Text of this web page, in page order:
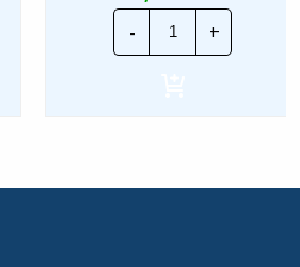
-
Lapp
Unitronic
Flex
+